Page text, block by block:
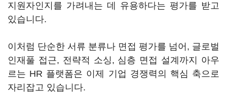
지원자인지를 가려내는 데 유용하다는 평가를 받고
있습니다.
이처럼 단순한 서류 분류나 면접 평가를 넘어, 글로벌
인재풀 접근, 전략적 소싱, 심층 면접 설계까지 아우
르는 HR 플랫폼은 이제 기업 경쟁력의 핵심 축으로
자리잡고 있습니다.